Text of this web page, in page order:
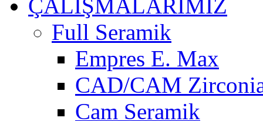
ÇALIŞMALARIMIZ
Full Seramik
Empres E. Max
CAD/CAM
Cam Seramik